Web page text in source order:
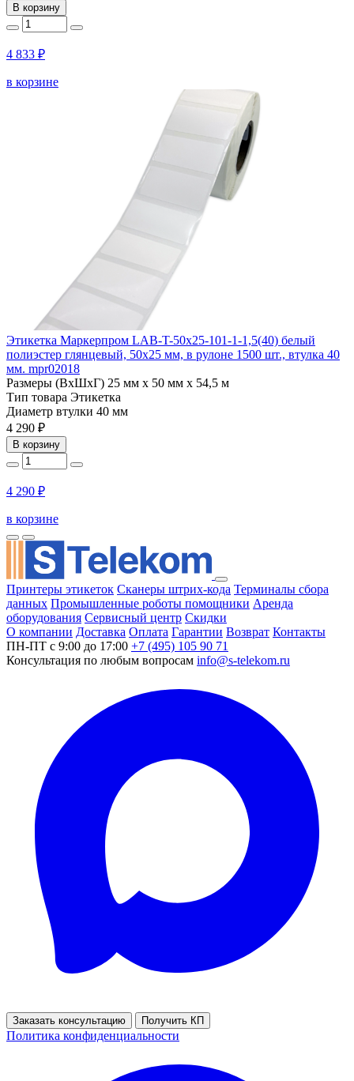
В корзину
4 833 ₽
в корзине
Этикетка Маркерпром LAB-T-50x25-101-1-1,5(40) белый
полиэстер глянцевый, 50х25 мм, в рулоне 1500 шт., втулка 40
мм. mpr02018
Размеры (ВхШхГ) 25 мм х 50 мм х 54,5 м
Тип товара Этикетка
Диаметр втулки 40 мм
4 290 ₽
В корзину
4 290 ₽
в корзине
Принтеры этикеток Сканеры штрих-кода Терминалы сбора
данных Промышленные роботы помощники Аренда
оборудования Сервисный центр Скидки
О компании Доставка Оплата Гарантии Возврат Контакты
ПН-ПТ с 9:00 до 17:00 +7 (495) 105 90 71
Консультация по любым вопросам info@s-telekom.ru
Заказать консультацию Получить КП
Политика конфиденциальности